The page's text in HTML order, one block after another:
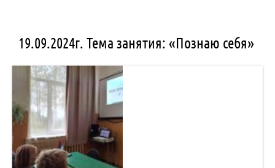
19.09.2024г. Тема занятия: «Познаю себя»